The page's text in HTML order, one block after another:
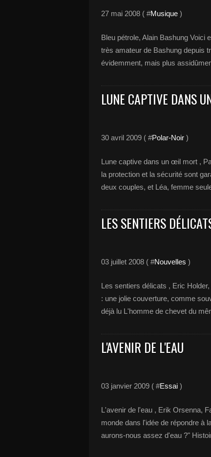
27 mai 2008 ( #Musique )
Bleu pétrole, Alain Bashung Voici
très amateur de Bashung depuis
évidemment, mais plus
LUNE CAPTIVE DANS
30 avril 2009 ( #Polar-Noir )
Lune captive dans un œil mort ,
la protection et la sécurité sont
deux couples, et Léa, femme
LES SENTIERS
03 juillet 2008 ( #Nouvelles )
Les sentiers délicats , Eric
: une jolie couverture, comme
déjà lu L'homme de chevet du
L'AVENIR DE L'EAU
03 janvier 2009 ( #Essai )
L'avenir de l'eau , Erik Orsenna,
monde dans l'idée de répondre à
aurons-nous assez d'eau ?"